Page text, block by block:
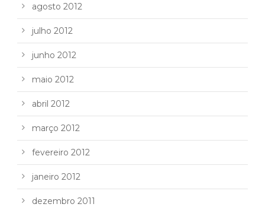
agosto 2012
julho 2012
junho 2012
maio 2012
abril 2012
março 2012
fevereiro 2012
janeiro 2012
dezembro 2011